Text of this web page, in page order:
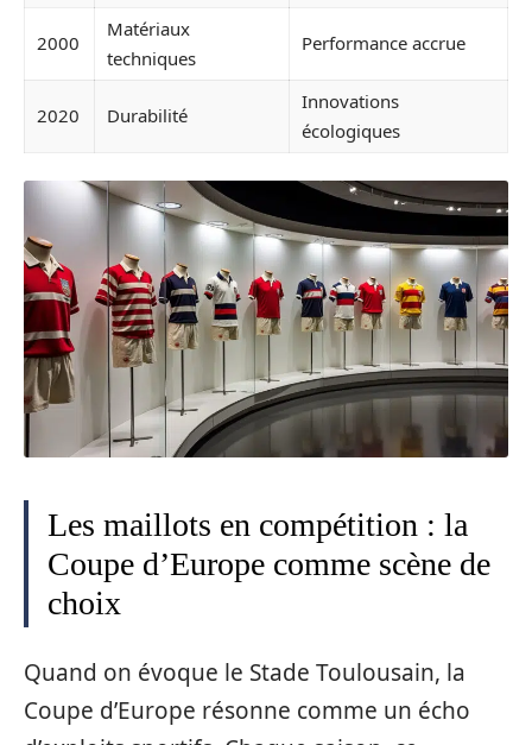
2000
Matériaux
techniques
Performance accrue
2020 Durabilité
Innovations
écologiques
Les maillots en compétition : la
Coupe d’Europe comme scène de
choix
Quand on évoque le Stade Toulousain, la
Coupe d’Europe résonne comme un écho